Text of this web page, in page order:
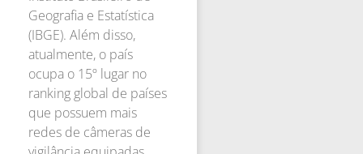
Geografia e Estatística
(IBGE). Além disso,
atualmente, o país
ocupa o 15º lugar no
ranking global de países
que possuem mais
redes de câmeras de